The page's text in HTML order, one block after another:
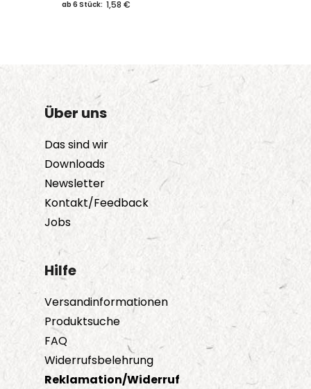
ab 6 Stück: 1,58 €
Über uns
Das sind wir
Downloads
Newsletter
Kontakt/Feedback
Jobs
Hilfe
Versandinformationen
Produktsuche
FAQ
Widerrufsbelehrung
Reklamation/Widerruf